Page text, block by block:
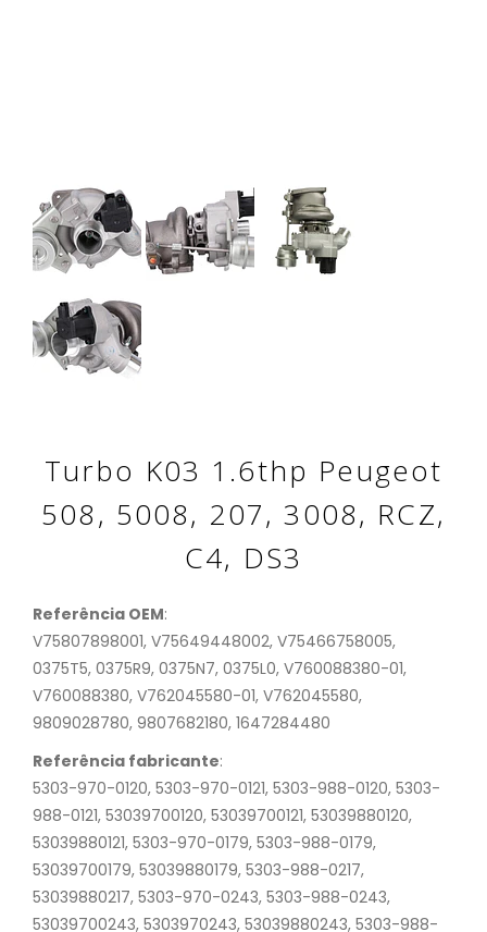
Turbo K03 1.6thp Peugeot
508, 5008, 207, 3008, RCZ,
C4, DS3
Referência OEM:
V75807898001, V75649448002, V75466758005,
0375T5, 0375R9, 0375N7, 0375L0, V760088380-01,
V760088380, V762045580-01, V762045580,
9809028780, 9807682180, 1647284480
Referência fabricante:
5303-970-0120, 5303-970-0121, 5303-988-0120, 5303-
988-0121, 53039700120, 53039700121, 53039880120,
53039880121, 5303-970-0179, 5303-988-0179,
53039700179, 53039880179, 5303-988-0217,
53039880217, 5303-970-0243, 5303-988-0243,
53039700243, 5303970243, 53039880243, 5303-988-